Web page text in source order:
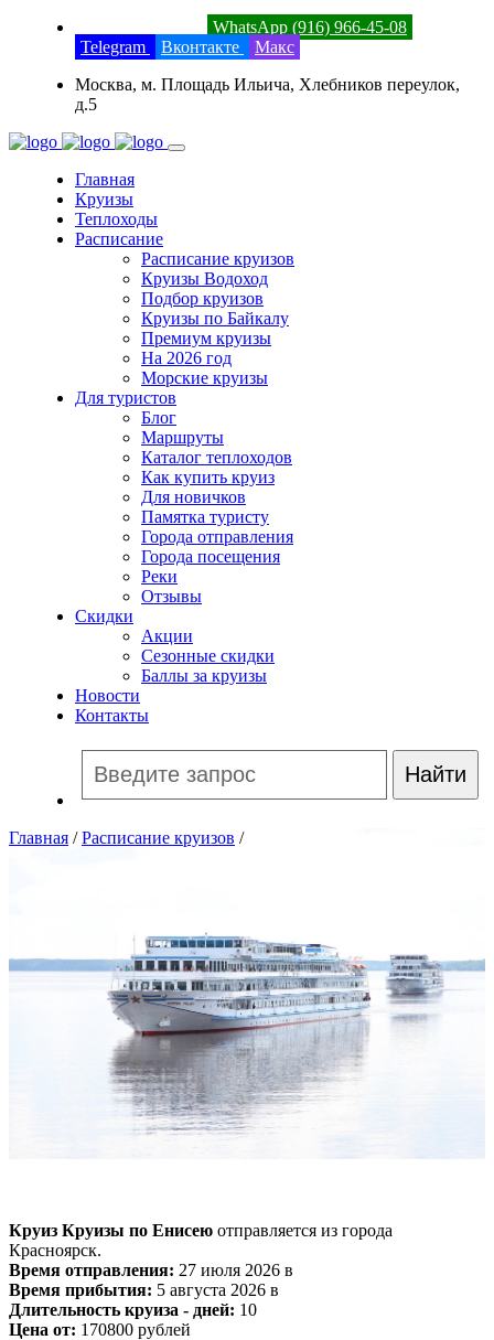
WhatsApp (916) 966-45-08
Telegram
Вконтакте
Макс
Москва, м. Площадь Ильича, Хлебников переулок,
д.5
Главная
Круизы
Теплоходы
Расписание
Расписание круизов
Круизы Водоход
Подбор круизов
Круизы по Байкалу
Премиум круизы
На 2026 год
Морские круизы
Для туристов
Блог
Маршруты
Каталог теплоходов
Как купить круиз
Для новичков
Памятка туристу
Города отправления
Города посещения
Реки
Отзывы
Скидки
Акции
Сезонные скидки
Баллы за круизы
Новости
Контакты
Главная /Расписание круизов /
Круиз Круизы по Енисею отправляется из города
Красноярск.
Время отправления: 27 июля 2026 в
Время прибытия: 5 августа 2026 в
Длительность круиза - дней: 10
Цена от: 170800 рублей